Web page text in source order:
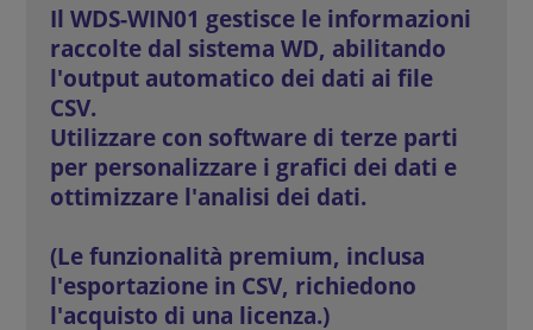
Il WDS-WIN01 gestisce le informazioni
raccolte dal sistema WD, abilitando
l'output automatico dei dati ai file
CSV.
Utilizzare con software di terze parti
per personalizzare i grafici dei dati e
ottimizzare l'analisi dei dati.
(Le funzionalità premium, inclusa
l'esportazione in CSV, richiedono
l'acquisto di una licenza.)